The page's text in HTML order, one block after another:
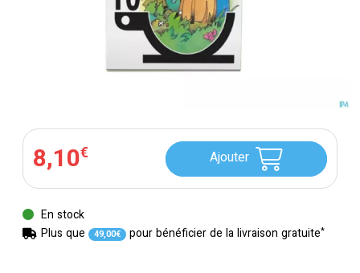
8,10€ Ajouter
En stock
Plus que
49,00€ pour bénéficier de la livraison gratuite*